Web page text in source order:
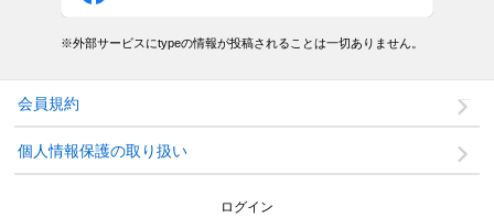
※外部サービスにtypeの情報が投稿されることは一切ありません。
会員規約
個人情報保護の取り扱い
ログイン